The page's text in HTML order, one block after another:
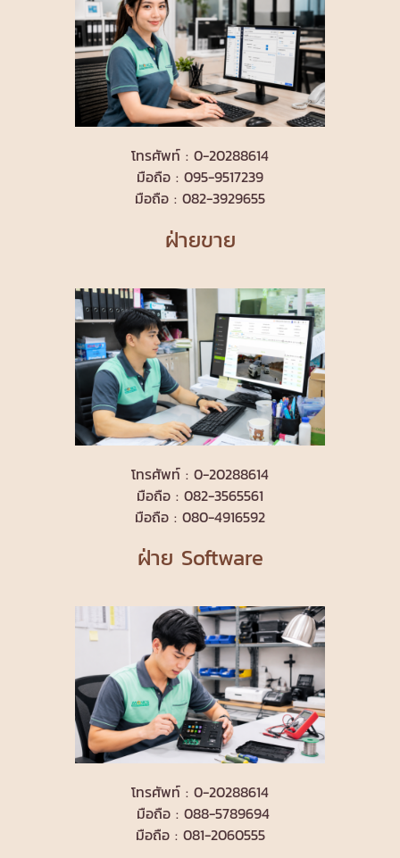
โทรศัพท์ : 0-20288614
มือถือ : 095-9517239
มือถือ : 082-3929655
ฝ่ายขาย
โทรศัพท์ : 0-20288614
มือถือ : 082-3565561
มือถือ : 080-4916592
ฝ่าย Software
โทรศัพท์ : 0-20288614
มือถือ : 088-5789694
มือถือ : 081-2060555